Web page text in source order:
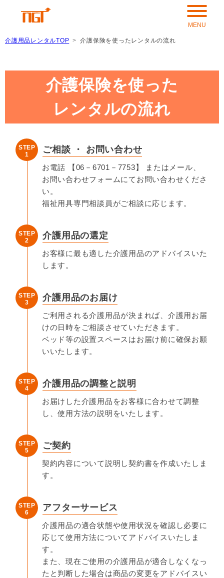
介護用品レンタルTOP 介護保険を使ったレンタルの流れ
介護保険を使った
レンタルの流れ
STEP
1
ご相談 ・ お問い合わせ
お電話 【06－6701－7753】 またはメール、
お問い合わせフォームにてお問い合わせくださ
い。
福祉用具専門相談員がご相談に応じます。
STEP
2
介護用品の選定
お客様に最も適した介護用品のアドバイスいた
します。
STEP
3
介護用品のお届け
ご利用される介護用品が決まれば、介護用お届
けの日時をご相談させていただきます。
ベッド等の設置スペースはお届け前に確保お願
いいたします。
STEP
4
介護用品の調整と説明
お届けした介護用品をお客様に合わせて調整
し、使用方法の説明をいたします。
STEP
5
ご契約
契約内容について説明し契約書を作成いたしま
す。
STEP
6
アフターサービス
介護用品の適合状態や使用状況を確認し必要に
応じて使用方法についてアドバイスいたしま
す。
また、現在ご使用の介護用品が適合しなくなっ
たと判断した場合は商品の変更をアドバイスい